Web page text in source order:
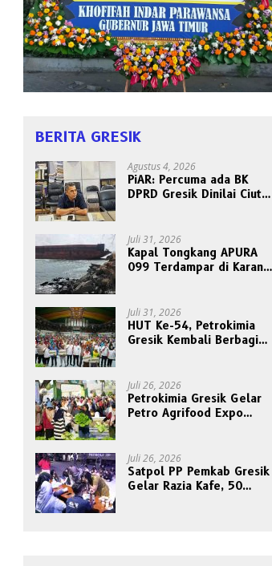
BERITA GRESIK
Agustus 4, 2026
PiAR: Percuma ada BK
DPRD Gresik Dinilai Ciut
Juli 31, 2026
Kapal Tongkang APURA
099 Terdampar di Karang
Juli 31, 2026
HUT Ke-54, Petrokimia
Gresik Kembali Berbagi
Juli 26, 2026
Petrokimia Gresik Gelar
Petro Agrifood Expo
Sayuran
Juli 26, 2026
Satpol PP Pemkab Gresik
Gelar Razia Kafe, 50